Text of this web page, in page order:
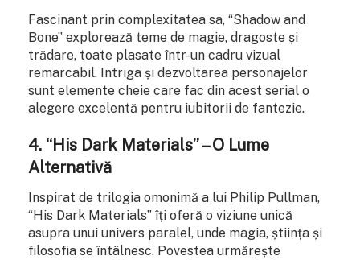
Fascinant prin complexitatea sa, “Shadow and
Bone” explorează teme de magie, dragoste și
trădare, toate plasate într-un cadru vizual
remarcabil. Intriga și dezvoltarea personajelor
sunt elemente cheie care fac din acest serial o
alegere excelentă pentru iubitorii de fantezie.
4. “His Dark Materials” – O Lume
Alternativă
Inspirat de trilogia omonimă a lui Philip Pullman,
“His Dark Materials” îți oferă o viziune unică
asupra unui univers paralel, unde magia, știința și
filosofia se întâlnesc. Povestea urmărește